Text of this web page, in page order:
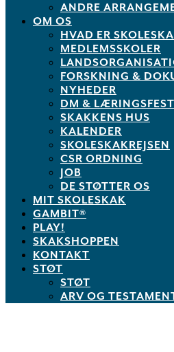
ANDRE
OM OS
HVAD ER
MEDLEMSSKOLER
FORSKNING &
NYHEDER
DM &
SKAKKENS HUS
KALENDER
SKOLESKAKREJSEN
CSR ORDNING
JOB
DE STØTTER OS
MIT SKOLESKAK
GAMBIT®
PLAY!
SKAKSHOPPEN
KONTAKT
STØT
STØT
ARV OG